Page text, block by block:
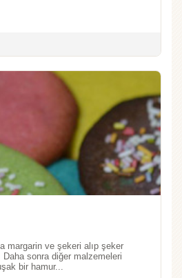
margarin ve şekeri alıp şeker
Daha sonra diğer malzemeleri
bir hamur...